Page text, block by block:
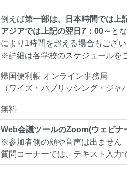
例えば第一部は、日本時間では上
アジアでは上記の翌日7：00～ と
により1時間を超える場合もござい
※詳細は各学校のスケジュールを
帰国便利帳 オンライン事務局
（ワイズ・パブリッシング・ジャ
無料
Web会議ツールのZoom(ウェビナ
※参加者側の顔や音声は出ません
質問コーナーでは、テキスト入力